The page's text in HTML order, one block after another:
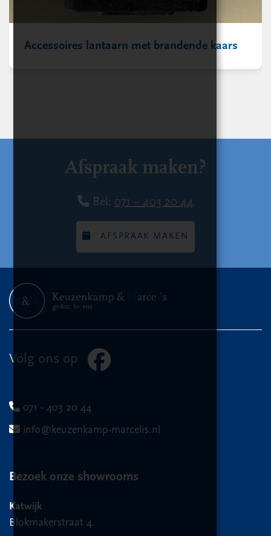
Accessoires lantaarn met brandende kaars
Afspraak maken?
Bel: 071 – 403 20 44
AFSPRAAK MAKEN
Volg ons op
071 - 403 20 44
info@keuzenkamp-marcelis.nl
Bezoek onze showrooms
Katwijk
Blokmakerstraat 4